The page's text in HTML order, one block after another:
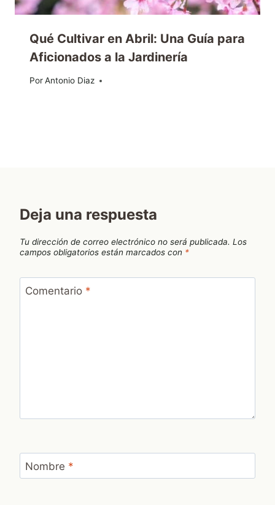
Qué Cultivar en Abril: Una Guía para
Aficionados a la Jardinería
PorAntonio Diaz
26/03/2024
Deja una respuesta
Tu dirección de correo electrónico no será publicada. Los
campos obligatorios están marcados con *
Comentario *
Nombre *